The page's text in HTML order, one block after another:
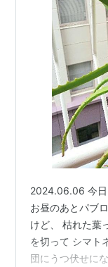
2024.06.06 今日
お昼のあとパブ
けど、 枯れた葉
を切って シマト
団にうつ伏せに